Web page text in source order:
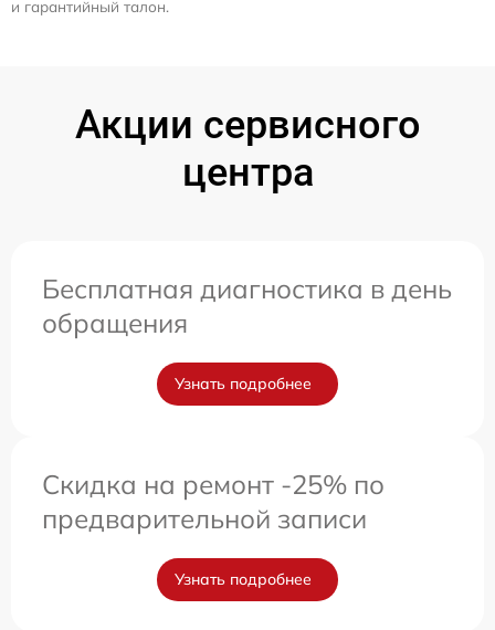
и гарантийный талон.
Акции сервисного
центра
Бесплатная диагностика в день
обращения
Узнать подробнее
Скидка на ремонт -25% по
предварительной записи
Узнать подробнее